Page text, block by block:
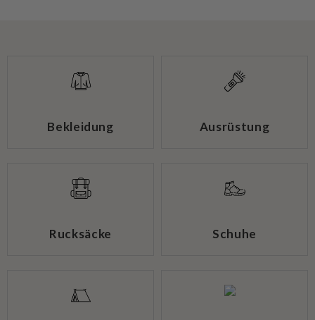
Bekleidung Ausrüstung
Rucksäcke Schuhe